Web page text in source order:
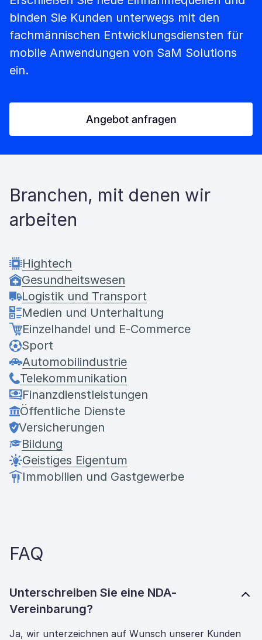
binden Sie Kunden unterwegs mit den
fachmännischen Entwicklungsdiensten für
mobile Anwendungen von SaM Solutions
ein.
Angebot anfragen
Branchen, mit denen wir
arbeiten
Hightech
Gesundheitswesen
Logistik und Transport
Medien und Unterhaltung
Einzelhandel und E-Commerce
Sport
Automobilindustrie
Telekommunikation
Finanzdienstleistungen
Öffentliche Dienste
Versicherungen
Bildung
Geistiges Eigentum
Immobilien und Gastgewerbe
FAQ
Unterschreiben Sie eine NDA-
Vereinbarung?
Ja, wir unterzeichnen auf Wunsch unserer Kunden